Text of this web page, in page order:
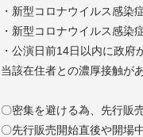
・新型コロナウイルス感染
・新型コロナウイルス感染
・公演日前14日以内に政
当該在住者との濃厚接触が
〇密集を避ける為、先行販
〇先行販売開始直後や開場